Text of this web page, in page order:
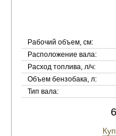
Рабочий объем, см:
Расположение вала:
Расход топлива, л/ч:
Объем бензобака, л:
Тип вала: